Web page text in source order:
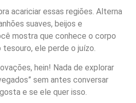
acariciar essas regiões. Alterna
suaves, beijos e
mostra que conhece o corpo
ele perde o juízo.
hein! Nada de explorar
sem antes conversar
e se ele quer isso.